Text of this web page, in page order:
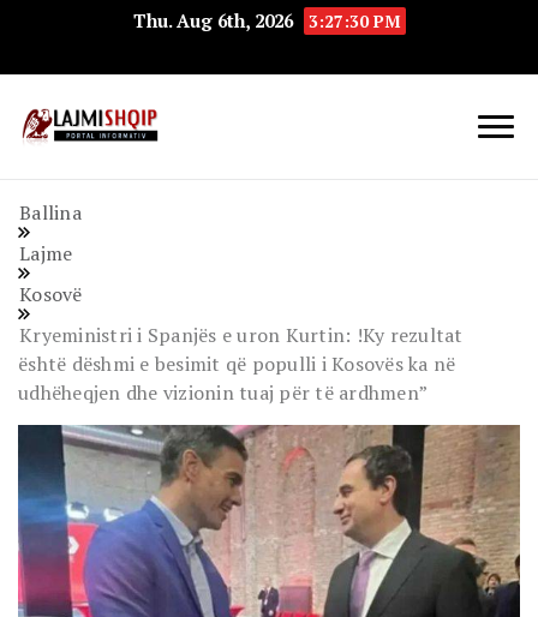
Thu. Aug 6th, 2026 3:27:30 PM
Ballina
Lajme
Kosovë
Kryeministri i Spanjës e uron Kurtin: !Ky rezultat
është dëshmi e besimit që populli i Kosovës ka në
udhëheqjen dhe vizionin tuaj për të ardhmen”